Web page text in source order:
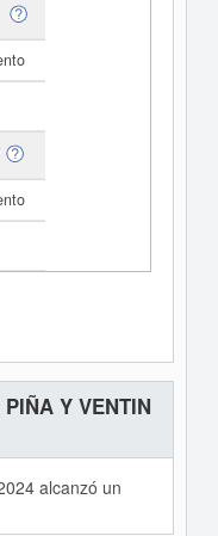
PIÑA Y VENTIN
alcanzó un